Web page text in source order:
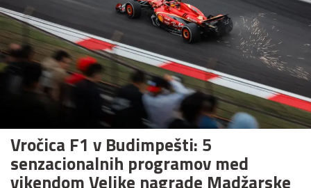
Vročica F1 v Budimpešti: 5
senzacionalnih programov med
vikendom Velike nagrade Madžarske